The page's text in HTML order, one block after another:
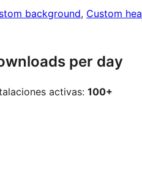
background, Custom
per day
activas: 100+